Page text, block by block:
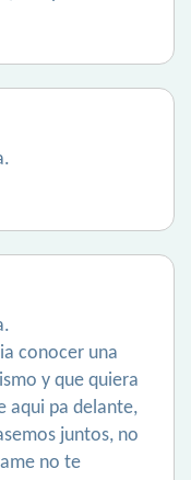
conocer una
y que quiera
aqui pa delante,
juntos, no
no te